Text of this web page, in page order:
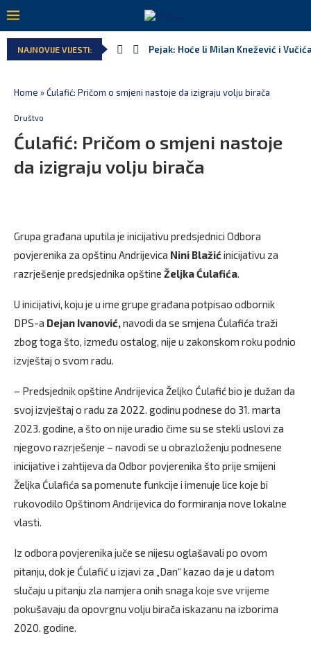
NAJNOVIJE VIJESTI: Pejak: Hoće li Milan Knežević i
Home »Ćulafić: Pričom o smjeni nastoje da izigraju volju birača
Društvo
Ćulafić: Pričom o smjeni nastoje
da izigraju volju birača
Grupa građana uputila je inicijativu predsjednici Odbora
povjerenika za opštinu Andrijevica Nini Blažić inicijativu za
razrješenje predsjednika opštine Željka Ćulafića.
U inicijativi, koju je u ime grupe građana potpisao odbornik
DPS-a Dejan Ivanović,navodi da se smjena Ćulafića traži
zbog toga što, između ostalog, nije u zakonskom roku podnio
izvještaj o svom radu.
– Predsjednik opštine Andrijevica Željko Ćulafić bio je dužan da
svoj izvještaj o radu za 2022. godinu podnese do 31. marta
2023. godine, a što on nije uradio čime su se stekli uslovi za
njegovo razrješenje – navodi se u obrazloženju podnesene
inicijative i zahtijeva da Odbor povjerenika što prije smijeni
Željka Ćulafića sa pomenute funkcije i imenuje lice koje bi
rukovodilo Opštinom Andrijevica do formiranja nove lokalne
vlasti.
Iz odbora povjerenika juče se nijesu oglašavali po ovom
pitanju, dok je Ćulafić u izjavi za „Dan“ kazao da je u datom
slučaju u pitanju zla namjera onih snaga koje sve vrijeme
pokušavaju da opovrgnu volju birača iskazanu na izborima
2020. godine.